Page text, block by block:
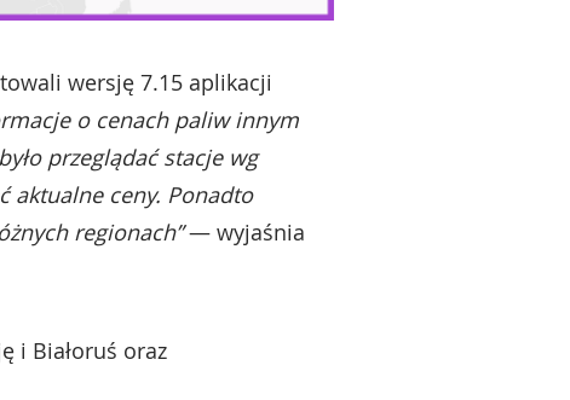
wersję 7.15 aplikacji
o cenach paliw innym
przeglądać stacje wg
aktualne ceny. Ponadto
regionach”— wyjaśnia
i Białoruś oraz